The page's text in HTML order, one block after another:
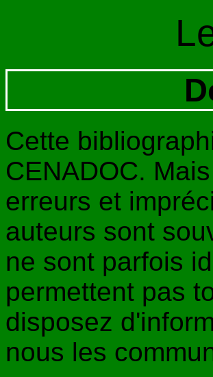
Cette
CENADOC.
erreurs et
auteurs sont
ne sont parfois
permettent pas
disposez
nous les